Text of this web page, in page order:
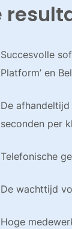
Succesvolle
Platform’ en
De
seconden per
Telefonische
De wachttijd
Hoge